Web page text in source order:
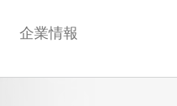
企業情報